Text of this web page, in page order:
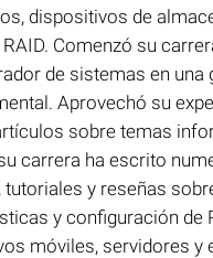
dispositivos de
Comenzó su
de sistemas en una
Aprovechó su
sobre temas
carrera ha escrito
tutoriales y reseñas
y configuración de
móviles, servidores y